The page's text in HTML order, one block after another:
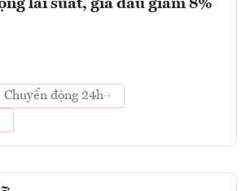
lãi suất, giá dầu giảm 8%
Chuyển động 24h